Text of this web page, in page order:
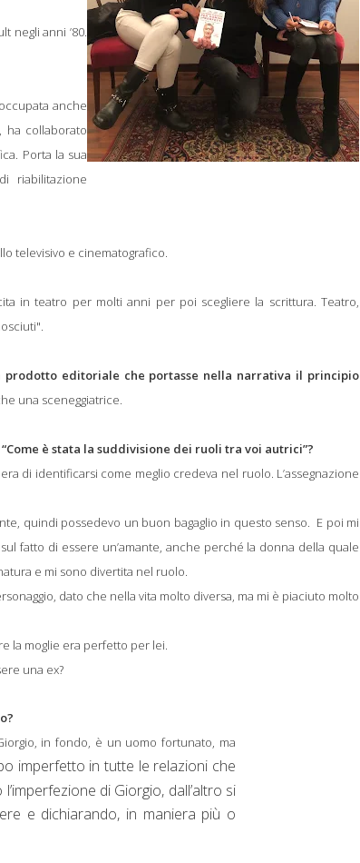
negli anni ’80.
anche
ha collaborato
Porta la sua
riabilitazione
televisivo e cinematografico.
in teatro per molti anni per poi scegliere la scrittura. Teatro,
editoriale che portasse nella narrativa il principio
una sceneggiatrice.
è stata la suddivisione dei ruoli tra voi autrici”?
di identificarsi come meglio credeva nel ruolo. L’assegnazione
quindi possedevo un buon bagaglio in questo senso.
E poi mi
fatto di essere un’amante, anche perché la donna della quale
e mi sono divertita nel ruolo.
dato che nella vita molto diversa, ma mi è piaciuto molto
la moglie era perfetto per lei.
una ex?
in fondo, è un uomo fortunato, ma
imperfetto in tutte le relazioni che
di Giorgio, dall’altro si
e dichiarando, in maniera più o